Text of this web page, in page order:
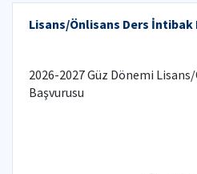
Lisans/Önlisans Ders İntibak
2026-2027 Güz Dönemi
Başvurusu